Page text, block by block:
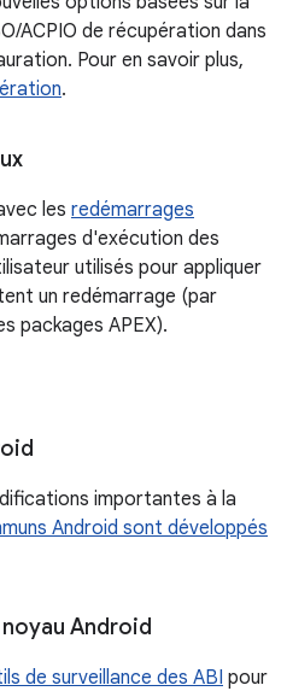
ACPIO de récupération dans
Pour en savoir plus,
.
les redémarrages
d'exécution des
utilisés pour appliquer
un redémarrage (par
packages APEX).
importantes à la
Android sont développés
Android
de surveillance des ABI pour